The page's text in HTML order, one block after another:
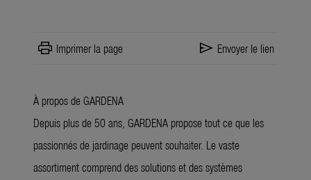
print Imprimer la page send Envoyer le lien
À propos de GARDENA
Depuis plus de 50 ans, GARDENA propose tout ce que les
passionnés de jardinage peuvent souhaiter. Le vaste
assortiment comprend des solutions et des systèmes